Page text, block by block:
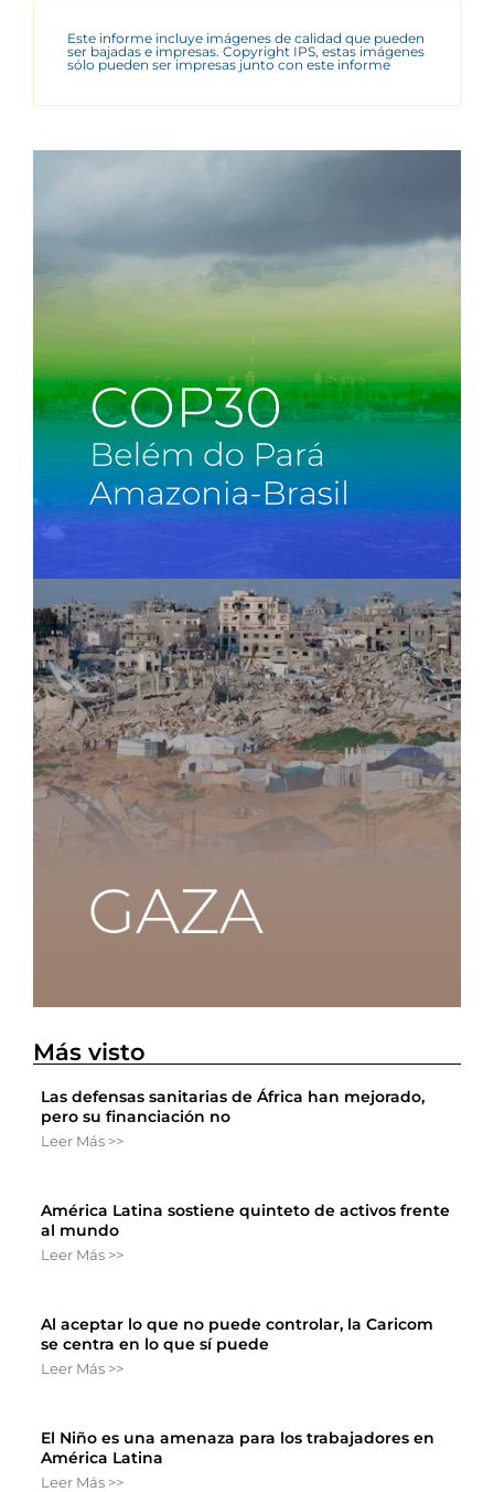
Este informe incluye imágenes de calidad que pueden
ser bajadas e impresas. Copyright IPS, estas imágenes
sólo pueden ser impresas junto con este informe
Más visto
Las defensas sanitarias de África han mejorado,
pero su financiación no
Leer Más >>
América Latina sostiene quinteto de activos frente
al mundo
Leer Más >>
Al aceptar lo que no puede controlar, la Caricom
se centra en lo que sí puede
Leer Más >>
El Niño es una amenaza para los trabajadores en
América Latina
Leer Más >>